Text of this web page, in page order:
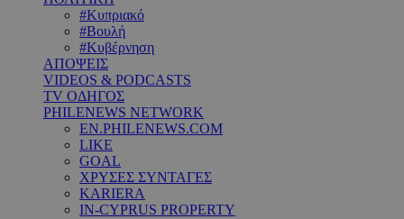
#Κυπριακό
#Βουλή
#Κυβέρνηση
ΑΠΟΨΕΙΣ
VIDEOS & PODCASTS
TV ΟΔΗΓΟΣ
PHILENEWS NETWORK
EN.PHILENEWS.COM
LIKE
GOAL
ΧΡΥΣΕΣ ΣΥΝΤΑΓΕΣ
KARIERA
IN-CYPRUS PROPERTY